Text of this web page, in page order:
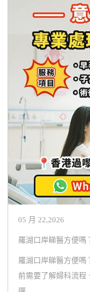
05 月 22,2026
羅湖口岸睇醫方便嗎
羅湖口岸睇醫方便嗎
前需要了解婦科流程